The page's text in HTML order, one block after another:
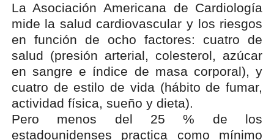
La Asociación Americana de Cardiología
mide la salud cardiovascular y los riesgos
en función de ocho factores: cuatro de
salud (presión arterial, colesterol, azúcar
en sangre e índice de masa corporal), y
cuatro de estilo de vida (hábito de fumar,
actividad física, sueño y dieta).
Pero menos del 25 % de los
estadounidenses practica como mínimo